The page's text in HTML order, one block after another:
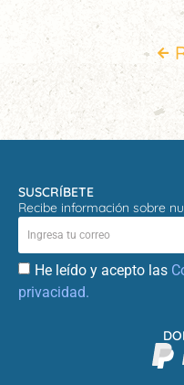
SUSCRÍBETE
Recibe información sobre
He leído y acepto las
privacidad.